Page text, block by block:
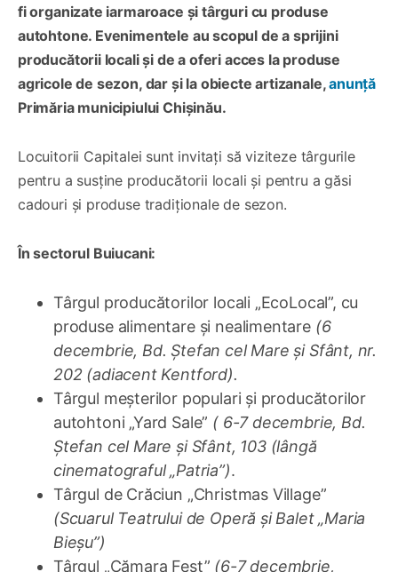
fi organizate iarmaroace și târguri cu produse
autohtone. Evenimentele au scopul de a sprijini
producătorii locali și de a oferi acces la produse
agricole de sezon, dar și la obiecte artizanale,anunță
Primăria municipiului Chișinău.
Locuitorii Capitalei sunt invitați să viziteze târgurile
pentru a susține producătorii locali și pentru a găsi
cadouri și produse tradiționale de sezon.
În sectorul Buiucani:
Târgul producătorilor locali „EcoLocal”, cu
produse alimentare și nealimentare (6
decembrie, Bd. Ștefan cel Mare și Sfânt, nr.
202 (adiacent Kentford).
Târgul meșterilor populari și producătorilor
autohtoni „Yard Sale” ( 6-7 decembrie, Bd.
Ștefan cel Mare și Sfânt, 103 (lângă
cinematograful „Patria”).
Târgul de Crăciun „Christmas Village”
(Scuarul Teatrului de Operă și Balet „Maria
Bieșu”)
Târgul „Cămara Fest” (6-7 decembrie,